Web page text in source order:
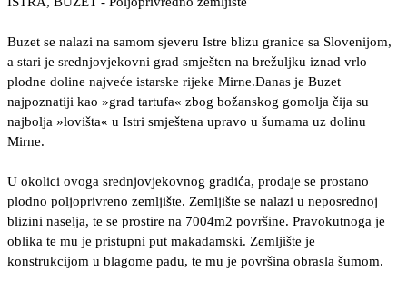
Buzet se nalazi na samom sjeveru Istre blizu granice sa Slovenijom,
a stari je srednjovjekovni grad smješten na brežuljku iznad vrlo
plodne doline najveće istarske rijeke Mirne.Danas je Buzet
najpoznatiji kao »grad tartufa« zbog božanskog gomolja čija su
najbolja »lovišta« u Istri smještena upravo u šumama uz dolinu
Mirne.
U okolici ovoga srednjovjekovnog gradića, prodaje se prostano
plodno poljoprivreno zemljište. Zemljište se nalazi u neposrednoj
blizini naselja, te se prostire na 7004m2 površine. Pravokutnoga je
oblika te mu je pristupni put makadamski. Zemljište je
konstrukcijom u blagome padu, te mu je površina obrasla šumom.